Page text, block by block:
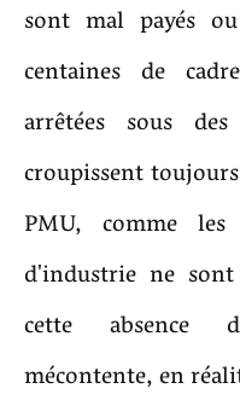
sont mal payés
centaines de
arrêtées sous
croupissent
PMU, comme
d'industrie ne
cette absence
mécontente, en